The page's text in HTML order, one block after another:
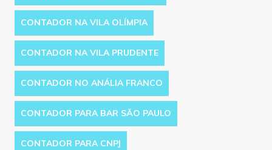
CONTADOR NA VILA OLÍMPIA
CONTADOR NA VILA PRUDENTE
CONTADOR NO ANÁLIA FRANCO
CONTADOR PARA BAR SÃO PAULO
CONTADOR PARA CNPJ